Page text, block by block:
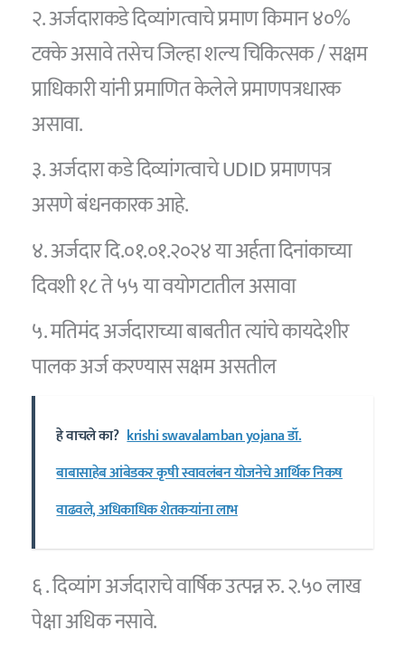
२. अर्जदाराकडे दिव्यांगत्वाचे प्रमाण किमान ४०%
टक्के असावे तसेच जिल्हा शल्य चिकित्सक / सक्षम
प्राधिकारी यांनी प्रमाणित केलेले प्रमाणपत्रधारक
असावा.
३. अर्जदारा कडे दिव्यांगत्वाचे UDID प्रमाणपत्र
असणे बंधनकारक आहे.
४. अर्जदार दि.०१.०१.२०२४ या अर्हता दिनांकाच्या
दिवशी १८ ते ५५ या वयोगटातील असावा
५. मतिमंद अर्जदाराच्या बाबतीत त्यांचे कायदेशीर
पालक अर्ज करण्यास सक्षम असतील
हे वाचले का? krishi swavalamban yojana डॉ.
बाबासाहेब आंबेडकर कृषी स्वावलंबन योजनेचे आर्थिक निकष
वाढवले, अधिकाधिक शेतकऱ्यांना लाभ
६ . दिव्यांग अर्जदाराचे वार्षिक उत्पन्न रु. २.५० लाख
पेक्षा अधिक नसावे.